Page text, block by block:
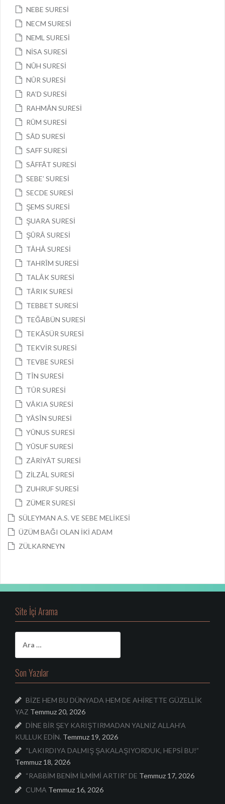
NEBE SURESİ
NECM SURESİ
NEML SURESİ
NİSA SURESİ
NÛH SURESİ
NÛR SURESİ
RA’D SURESİ
RAHMÂN SURESİ
RÛM SURESİ
SÂD SURESİ
SAFF SURESİ
SÂFFÂT SURESİ
SEBE’ SURESİ
SECDE SURESİ
ŞEMS SURESİ
ŞUARA SURESİ
ŞÛRÂ SURESİ
TÂHÂ SURESİ
TAHRÎM SURESİ
TALÂK SURESİ
TÂRIK SURESİ
TEBBET SURESİ
TEĞÂBÜN SURESİ
TEKÂSÜR SURESİ
TEKVİR SURESİ
TEVBE SURESİ
TÎN SURESİ
TÛR SURESİ
VÂKIA SURESİ
YÂSÎN SURESİ
YÛNUS SURESİ
YÛSUF SURESİ
ZÂRİYÂT SURESİ
ZİLZÂL SURESİ
ZUHRUF SURESİ
ZÜMER SURESİ
SÜLEYMAN A.S. VE SEBE MELİKESİ
ÜZÜM BAĞI OLAN İKİ ADAM
ZÜLKARNEYN
Site İçi Arama
a
m
a
Son Yazılar
BİZE HEM BU DÜNYADA HEM DE AHİRETTE GÜZELLİK
YAZ Temmuz 20, 2026
DİNE BİR ŞEY KARIŞTIRMADAN YALNIZ ALLAH’A
KULLUK EDİN. Temmuz 19, 2026
“LAKIRDIYA DALMIŞ ŞAKALAŞIYORDUK, HEPSİ BU!”
Temmuz 18, 2026
“RABBİM BENİM İLMİMİ ARTIR” DE Temmuz 17, 2026
CUMA Temmuz 16, 2026